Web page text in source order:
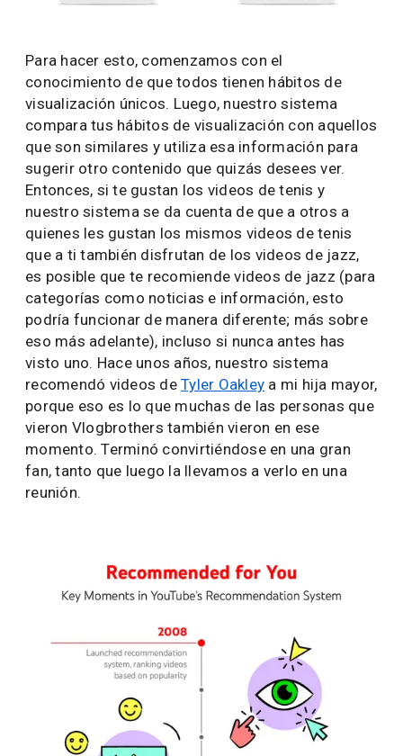
Para hacer esto, comenzamos con el
conocimiento de que todos tienen hábitos de
visualización únicos. Luego, nuestro sistema
compara tus hábitos de visualización con aquellos
que son similares y utiliza esa información para
sugerir otro contenido que quizás desees ver.
Entonces, si te gustan los videos de tenis y
nuestro sistema se da cuenta de que a otros a
quienes les gustan los mismos videos de tenis
que a ti también disfrutan de los videos de jazz,
es posible que te recomiende videos de jazz (para
categorías como noticias e información, esto
podría funcionar de manera diferente; más sobre
eso más adelante), incluso si nunca antes has
visto uno. Hace unos años, nuestro sistema
recomendó videos de Tyler Oakley a mi hija mayor,
porque eso es lo que muchas de las personas que
vieron Vlogbrothers también vieron en ese
momento. Terminó convirtiéndose en una gran
fan, tanto que luego la llevamos a verlo en una
reunión.